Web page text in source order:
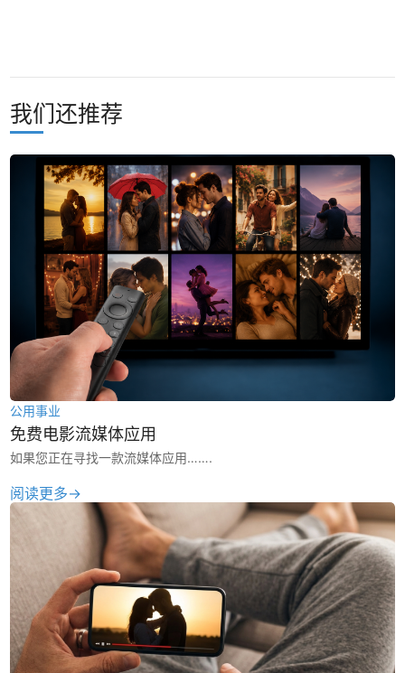
我们还推荐
公用事业
免费电影流媒体应用
如果您正在寻找一款流媒体应用…….
阅读更多→